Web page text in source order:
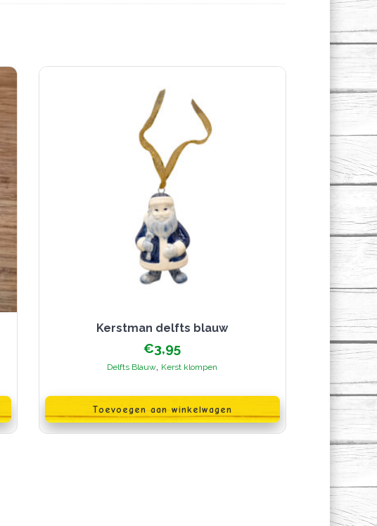
Kerstman delfts blauw
€3,95
Delfts Blauw, Kerst klompen
Toevoegen aan winkelwagen